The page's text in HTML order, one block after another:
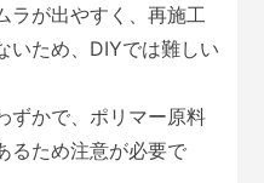
ラが出やすく、再施工
いため、DIYでは難しい
ずかで、ポリマー原料
るため注意が必要で